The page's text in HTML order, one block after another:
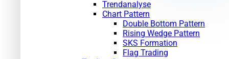
Trendanalyse
Chart Pattern
Double Bottom Pattern
Rising Wedge Pattern
SKS Formation
Flag Trading